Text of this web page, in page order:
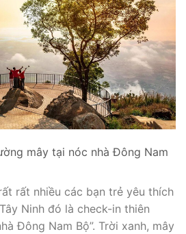
mây tại nóc nhà Đông Nam
rất nhiều các bạn trẻ yêu thích
Ninh đó là check-in thiên
Đông Nam Bộ”. Trời xanh, mây